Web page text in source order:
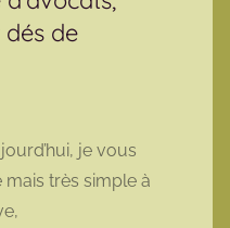
de
je vous
très simple à